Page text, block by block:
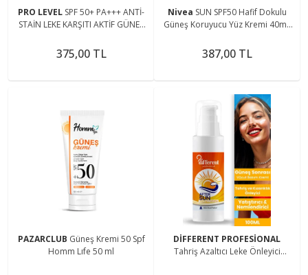
PRO LEVEL SPF 50+ PA+++ ANTİ-
STAİN LEKE KARŞITI AKTİF GÜNEŞ
375,00 TL
Nivea SUN SPF50 Hafif Dokulu
Güneş Koruyucu Yüz Kremi 40ml,
Yaşlanma Karşıtı
387,00 TL
PAZARCLUB Güneş Kremi 50 Spf
Homm Lıfe 50 ml
DİFFERENT PROFESİONAL
Tahriş Azaltıcı Leke Önleyici